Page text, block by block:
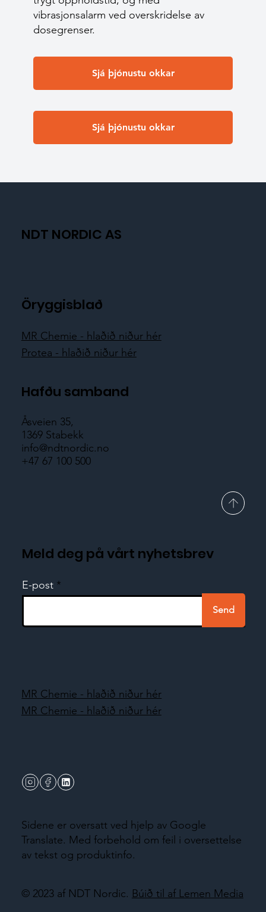
vibrasjonsalarm ved overskridelse av
dosegrenser.
Sjá þjónustu okkar
Sjá þjónustu okkar
NDT NORDIC AS
Öryggisblað
MR Chemie - hlaðið niður hér
Protea - hlaðið niður hér
Hafðu samband
Åsveien 35,
1369 Stabekk
info@ndtnordic.no
+47 67 100 500
© 2023 af NDT Nordic. Búið til af Lemen Media
Meld deg på vårt nyhetsbrev
E-post
Send
Sidene er oversatt ved hjelp av Google
Translate. Med forbehold om feil i oversettelse
av tekst og produktinfo.
MR Chemie - hlaðið niður hér
MR Chemie - hlaðið niður hér